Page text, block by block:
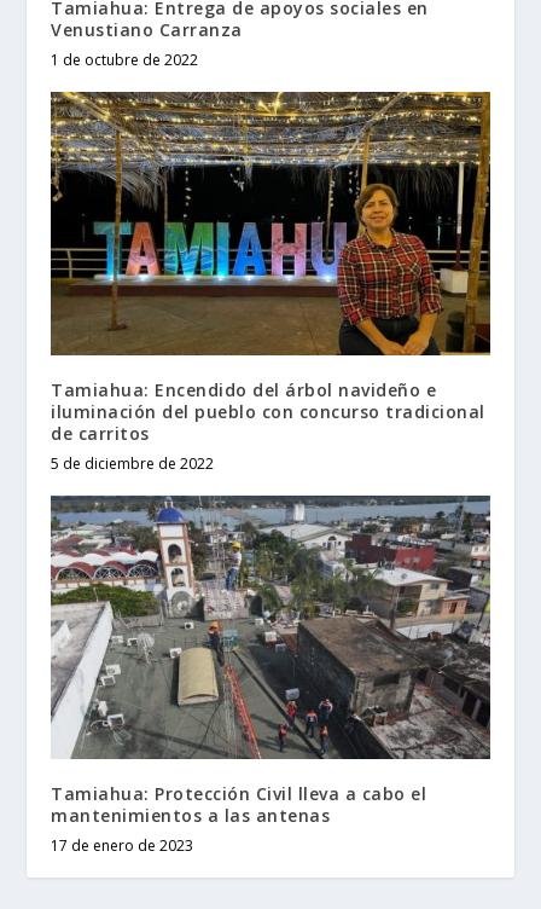
Tamiahua: Entrega de apoyos sociales en
Venustiano Carranza
1 de octubre de 2022
Tamiahua: Encendido del árbol navideño e
iluminación del pueblo con concurso tradicional
de carritos
5 de diciembre de 2022
Tamiahua: Protección Civil lleva a cabo el
mantenimientos a las antenas
17 de enero de 2023